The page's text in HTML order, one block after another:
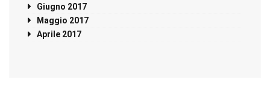
Giugno 2017
Maggio 2017
Aprile 2017